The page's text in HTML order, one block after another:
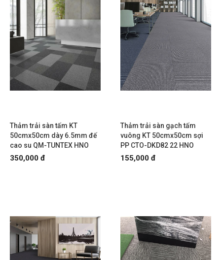
Thảm trải sàn tấm KT
50cmx50cm dày 6.5mm đế
cao su QM-TUNTEX HNO
350,000 đ
Thảm trải sàn gạch tấm
vuông KT 50cmx50cm sợi
PP CTO-DKD82 22 HNO
155,000 đ